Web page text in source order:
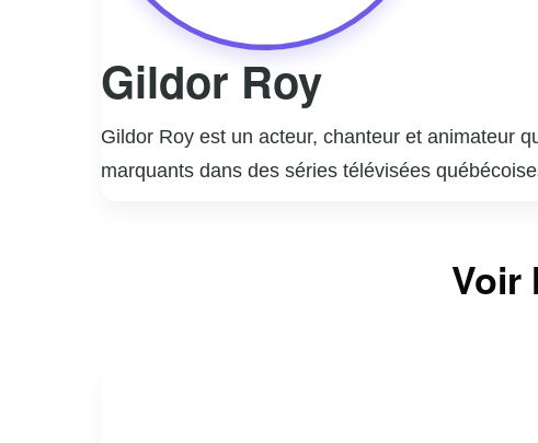
Gildor Roy
Gildor Roy est un acteur, chanteur et animateur
marquants dans des séries télévisées
ont permis de s’imposer comme un animateur
distinctive et sa capacité à incarner des
Voir